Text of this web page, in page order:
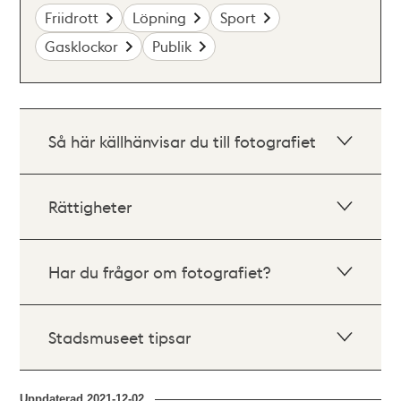
Friidrott Löpning
Sport
Gasklockor
Publik
Så här källhänvisar du till fotografiet
Rättigheter
Har du frågor om fotografiet?
Stadsmuseet tipsar